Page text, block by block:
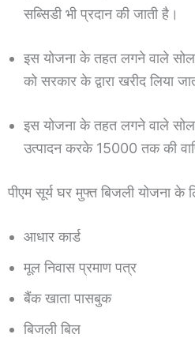
सब्सिडी भी प्रदान की जाती है।
इस योजना के तहत लगने वाले
को सरकार के द्वारा खरीद लिया
इस योजना के तहत लगने वाले
उत्पादन करके 15000 तक की
पीएम सूर्य घर मुफ्त बिजली योजना
आधार कार्ड
मूल निवास प्रमाण पत्र
बैंक खाता पासबुक
बिजली बिल